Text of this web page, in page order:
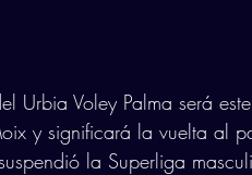
Urbia Voley Palma será
y significará la vuelta al
la Superliga